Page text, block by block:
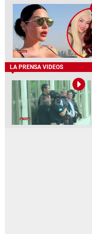
LA PRENSA VIDEOS